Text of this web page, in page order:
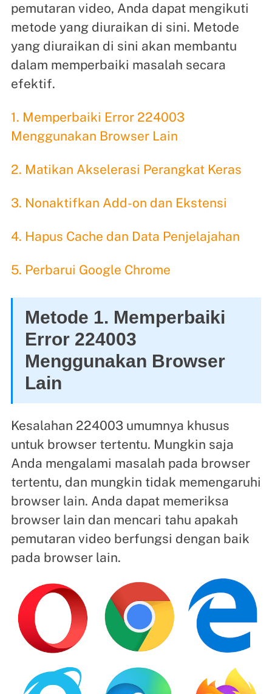
pemutaran video, Anda dapat mengikuti
metode yang diuraikan di sini. Metode
yang diuraikan di sini akan membantu
dalam memperbaiki masalah secara
efektif.
1. Memperbaiki Error 224003
Menggunakan Browser Lain
2. Matikan Akselerasi Perangkat Keras
3. Nonaktifkan Add-on dan Ekstensi
4. Hapus Cache dan Data Penjelajahan
5. Perbarui Google Chrome
Metode 1. Memperbaiki
Error 224003
Menggunakan Browser
Lain
Kesalahan 224003 umumnya khusus
untuk browser tertentu. Mungkin saja
Anda mengalami masalah pada browser
tertentu, dan mungkin tidak memengaruhi
browser lain. Anda dapat memeriksa
browser lain dan mencari tahu apakah
pemutaran video berfungsi dengan baik
pada browser lain.